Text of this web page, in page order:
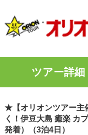
ツアー詳細
★【オリオンツアー主
く！伊豆大島 癒楽 カ
発着）（3泊4日）